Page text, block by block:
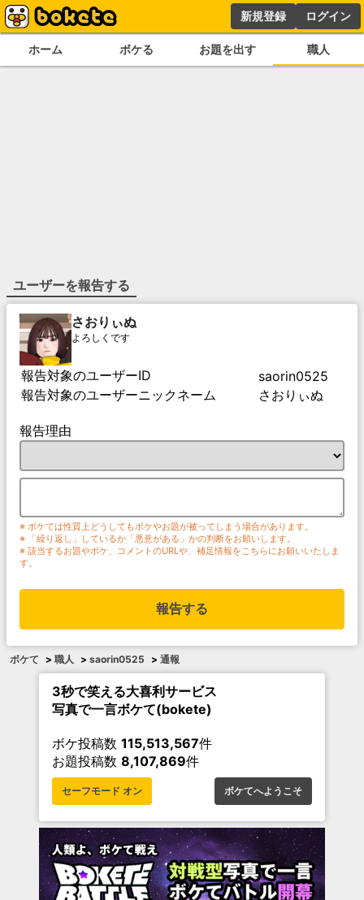
新規登録 ログイン
ホーム ボケる お題を出す 職人
ユーザーを報告する
さおりぃぬ
よろしくです
報告対象のユーザーID
saorin0525
報告対象のユーザーニックネーム
さおりぃぬ
報告理由
※ ボケては性質上どうしてもボケやお題が被ってしまう場合があります。
※ 「繰り返し」しているか「悪意がある」かの判断をお願いします。
※ 該当するお題やボケ、コメントのURLや、補足情報をこちらにお願いいたしま
す。
報告する
ボケて > 職人 > saorin0525 > 通報
3秒で笑える大喜利サービス
写真で一言ボケて(bokete)
ボケ投稿数 115,513,567件
お題投稿数 8,107,869件
セーフモード オン ボケてへようこそ